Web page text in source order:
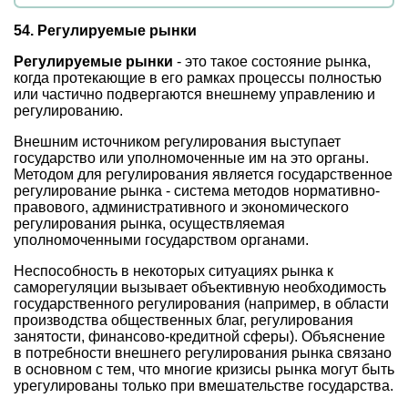
54. Регулируемые рынки
Регулируемые рынки - это такое состояние рынка,
когда протекающие в его рамках процессы полностью
или частично подвергаются внешнему управлению и
регулированию.
Внешним источником регулирования выступает
государство или уполномоченные им на это органы.
Методом для регулирования является государственное
регулирование рынка - система методов нормативно-
правового, административного и экономического
регулирования рынка, осуществляемая
уполномоченными государством органами.
Неспособность в некоторых ситуациях рынка к
саморегуляции вызывает объективную необходимость
государственного регулирования (например, в области
производства общественных благ, регулирования
занятости, финансово-кредитной сферы). Объяснение
в потребности внешнего регулирования рынка связано
в основном с тем, что многие кризисы рынка могут быть
урегулированы только при вмешательстве государства.